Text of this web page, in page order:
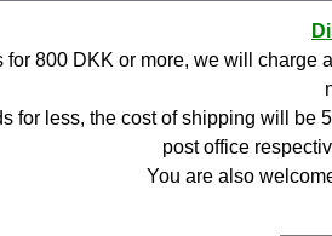
for800 DKK or more, we will charge
for less, the cost of shipping will be
post office
You are also